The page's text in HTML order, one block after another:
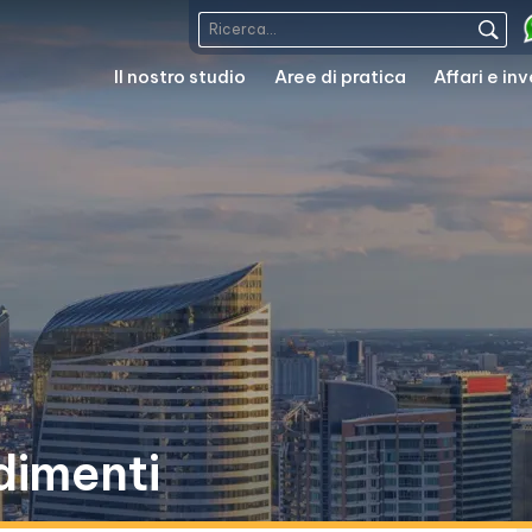
Il nostro studio Aree di pratica Affari e